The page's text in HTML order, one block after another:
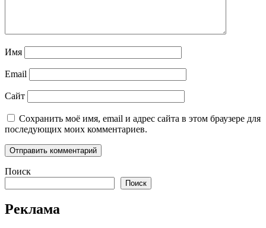
Имя
Email
Сайт
Сохранить моё имя, email и адрес сайта в этом браузере для
последующих моих комментариев.
Поиск
Поиск
Реклама